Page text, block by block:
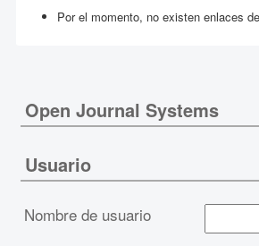
Por el momento, no existen enlaces
Open Journal Systems
Usuario
Nombre de usuario